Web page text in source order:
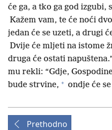
će ga, a tko ga god izgubi,
Kažem vam, te će noći
jedan će se uzeti, a drugi
Dvije će mljeti na istome
druga će ostati
mu rekli: “Gdje,
bude strvine, + ondje će
Prethodno